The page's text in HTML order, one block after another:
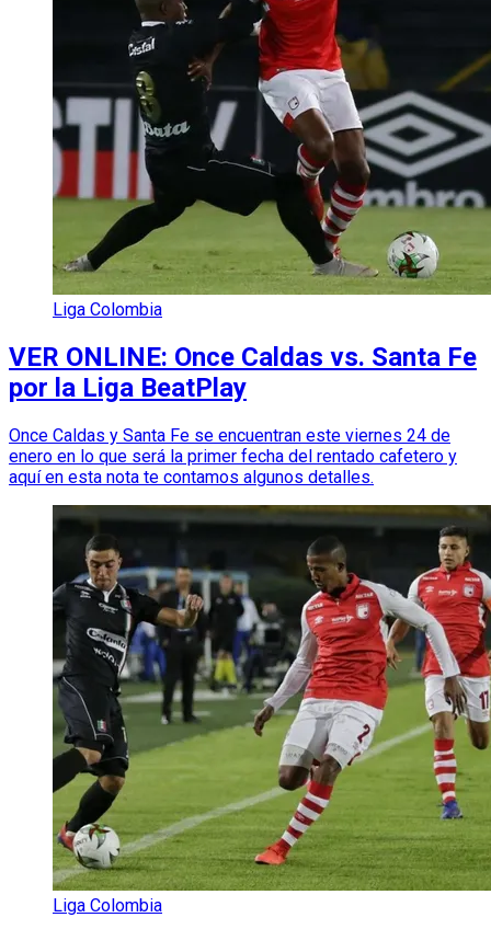
Liga Colombia
VER ONLINE: Once Caldas vs. Santa Fe
por la Liga BeatPlay
Once Caldas y Santa Fe se encuentran este viernes 24 de
enero en lo que será la primer fecha del rentado cafetero y
aquí en esta nota te contamos algunos detalles.
Liga Colombia